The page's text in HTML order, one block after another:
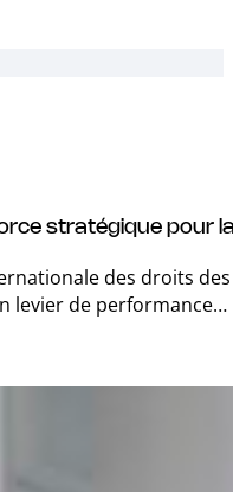
stratégique pour
des droits
levier de performance…